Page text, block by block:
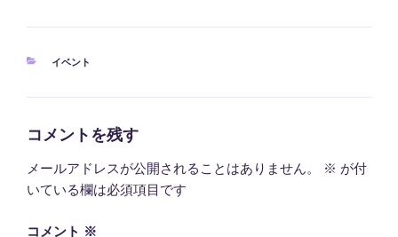
カ
イベント
コメントを残す
メールアドレスが公開されることはありません。 ※ が付
いている欄は必須項目です
コメント ※